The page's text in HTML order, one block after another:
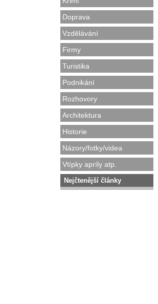
Doprava
Vzdělávání
Firmy
Turistika
Podnikání
Rozhovory
Architektura
Historie
Názory/fotky/videa
Vtípky apríly atp.
Nejčtenější články